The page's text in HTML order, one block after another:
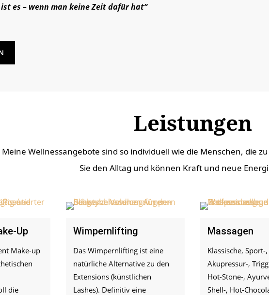
es – wenn man keine Zeit dafür hat“
Leistungen
Meine Wellnessangebote sind so individuell wie die Menschen, die
Sie den Alltag und können Kraft und neue
Up
Make-up
die
Wimpernlifting
Das Wimpernlifting ist eine
natürliche Alternative zu den
Extensions (künstlichen
Lashes). Definitiv eine
Massagen
Klassische,
Akupressur-,
Hot-Stone-,
Shell-, Hot-